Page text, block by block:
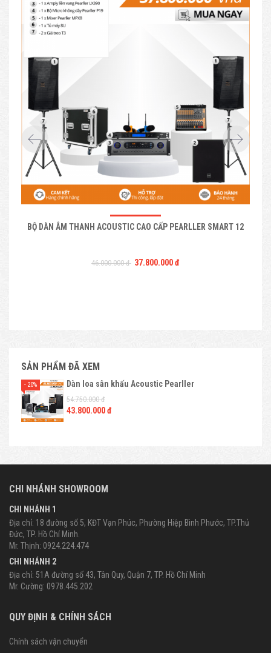
BỘ DÀN ÂM THANH ACOUSTIC CAO CẤP PEARLLER SMART 12
46.000.000 đ 37.800.000 đ
SẢN PHẨM ĐÃ XEM
Dàn loa sân khấu Acoustic Pearller
54.750.000 đ
43.800.000 đ
- 20%
CHI NHÁNH SHOWROOM
CHI NHÁNH 1
Địa chỉ: 18 đường số 5, KĐT Vạn Phúc, Phường Hiệp Bình Phước, TP.Thủ
Đức, TP. Hồ Chí Minh.
Mr. Thịnh: 0924.224.474
CHI NHÁNH 2
Địa chỉ: 51A đường số 43, Tân Quy, Quận 7, TP. Hồ Chí Minh
Mr. Cường: 0978.445.202
QUY ĐỊNH & CHÍNH SÁCH
Chính sách vận chuyển